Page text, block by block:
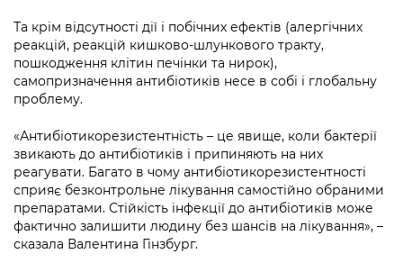
Та крім відсутності дії і побічних ефектів (алергічних
реакцій, реакцій кишково-шлункового тракту,
пошкодження клітин печінки та нирок),
самопризначення антибіотиків несе в собі і глобальну
проблему.
«Антибіотикорезистентність – це явище, коли бактерії
звикають до антибіотиків і припиняють на них
реагувати. Багато в чому антибіотикорезистентності
сприяє безконтрольне лікування самостійно обраними
препаратами. Стійкість інфекції до антибіотиків може
фактично залишити людину без шансів на лікування», –
сказала Валентина Гінзбург.